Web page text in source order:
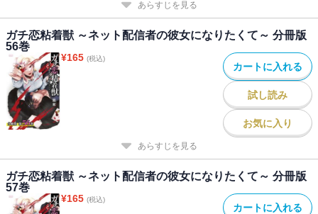
あらすじを見る
ガチ恋粘着獣 ～ネット配信者の彼女になりたくて～ 分冊版
56巻
¥165 (税込)
カートに入れる
試し読み
お気に入り
あらすじを見る
ガチ恋粘着獣 ～ネット配信者の彼女になりたくて～ 分冊版
57巻
¥165 (税込)
カートに入れる